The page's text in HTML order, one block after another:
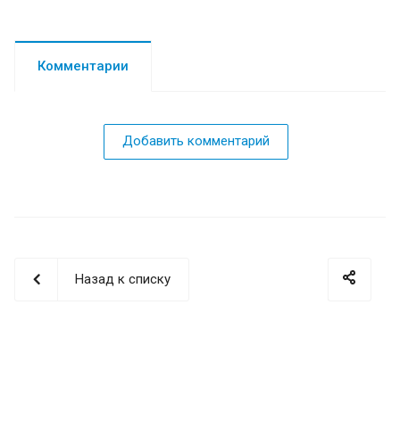
Комментарии
Добавить комментарий
Назад к списку